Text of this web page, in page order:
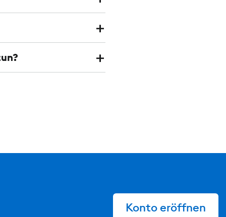
Konto eröffnen